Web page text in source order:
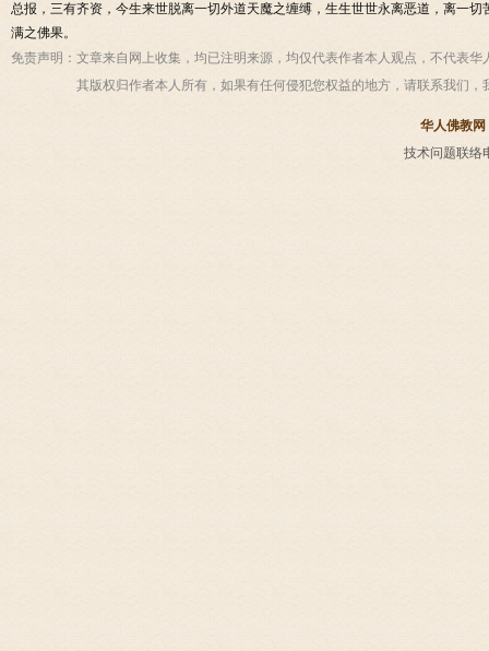
总报，三有齐资，今生来世脱离一切外道天魔之缠缚，生生世世永离恶道，离一
满之佛果。
免责声明： 文章来自网上收集，均已注明来源，均仅代表作者本人观点，不代表
其版权归作者本人所有，如果有任何侵犯您权益的地方，请联系我们，
华人佛教网
技术问题联络